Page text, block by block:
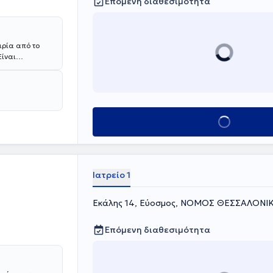
από το
νεότερες
μέσα
και
Κλείσε ραντεβού
Ιατρείο 1
Εκάλης 14, Εύοσμος, ΝΟΜΟΣ
Επόμενη διαθεσιμότητα